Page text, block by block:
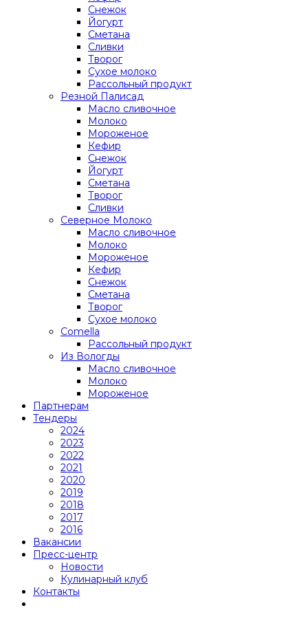
Снежок
Йогурт
Сметана
Сливки
Творог
Сухое молоко
Рассольный продукт
Резной Палисад
Масло сливочное
Молоко
Мороженое
Кефир
Снежок
Йогурт
Сметана
Творог
Сливки
Северное Молоко
Масло сливочное
Молоко
Мороженое
Кефир
Снежок
Сметана
Творог
Сухое молоко
Comеlla
Рассольный продукт
Из Вологды
Масло сливочное
Молоко
Мороженое
Партнерам
Тендеры
2024
2023
2022
2021
2020
2019
2018
2017
2016
Вакансии
Пресс-центр
Новости
Кулинарный клуб
Контакты